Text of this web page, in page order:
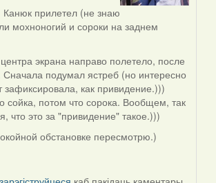
прилетел (не знаю
мохноногий и сороки на заднем
экрана направо полетело, после
Сначала подумал ястреб (но интересно
зафиксировала, как привидение.)))
сойка, потом что сорока. Вообщем, так
что это за "привидение" такое.)))
обстановке пересмотрю.)